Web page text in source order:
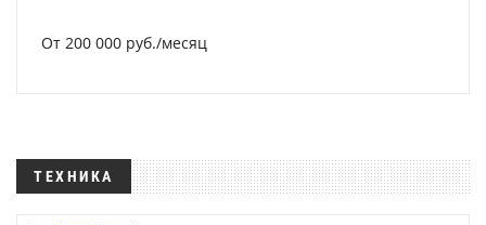
От 200 000 руб./месяц
ТЕХНИКА